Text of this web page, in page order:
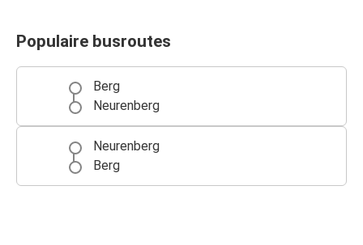
Populaire busroutes
Berg
Neurenberg
Neurenberg
Berg